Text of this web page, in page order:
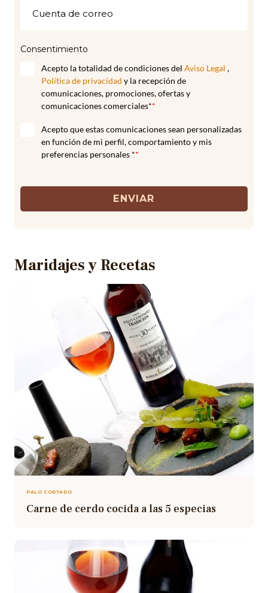
Consentimiento
Acepto la totalidad de condiciones del Aviso Legal ,
Política de privacidad y la recepción de
comunicaciones, promociones, ofertas y
comunicaciones comerciales**
Acepto que estas comunicaciones sean personalizadas
en función de mi perfil, comportamiento y mis
preferencias personales **
ENVIAR
Maridajes y Recetas
PALO CORTADO
Carne de cerdo cocida a las 5 especias